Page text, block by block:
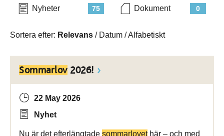
75
Nyheter 0
Dokument
Sortera efter: Relevans / Datum /Alfabetiskt
Sommarlov2026!
22 May 2026
Nyhet
Nu är det efterlängtade sommarlovethär – och med